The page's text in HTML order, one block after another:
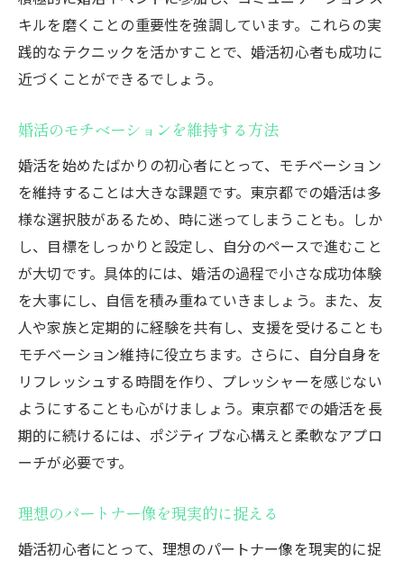
キルを磨くことの重要性を強調しています。これらの実
践的なテクニックを活かすことで、婚活初心者も成功に
近づくことができるでしょう。
婚活のモチベーションを維持する方法
婚活を始めたばかりの初心者にとって、モチベーション
を維持することは大きな課題です。東京都での婚活は多
様な選択肢があるため、時に迷ってしまうことも。しか
し、目標をしっかりと設定し、自分のペースで進むこと
が大切です。具体的には、婚活の過程で小さな成功体験
を大事にし、自信を積み重ねていきましょう。また、友
人や家族と定期的に経験を共有し、支援を受けることも
モチベーション維持に役立ちます。さらに、自分自身を
リフレッシュする時間を作り、プレッシャーを感じない
ようにすることも心がけましょう。東京都での婚活を長
期的に続けるには、ポジティブな心構えと柔軟なアプロ
ーチが必要です。
理想のパートナー像を現実的に捉える
婚活初心者にとって、理想のパートナー像を現実的に捉